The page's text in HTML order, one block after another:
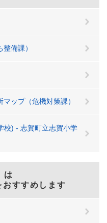
備課）
ップ（危機対策課）
) - 志賀町立志賀小学
は
おすすめします